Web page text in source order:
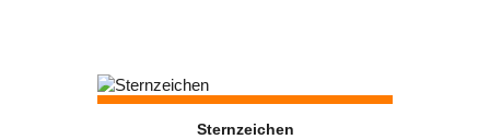
auf.
Die
Sternzeichen